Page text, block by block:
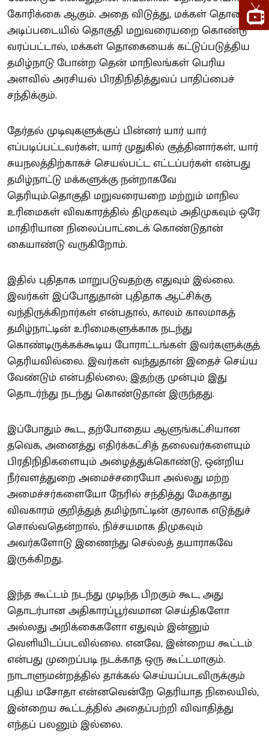
கோரிக்கை ஆகும். அதை விடுத்து, மக்கள் தொகை
அடிப்படையில் தொகுதி மறுவரையறை கொண்டு
வரப்பட்டால், மக்கள் தொகையைக் கட்டுப்படுத்திய
தமிழ்நாடு போன்ற தென் மாநிலங்கள் பெரிய
அளவில் அரசியல் பிரதிநிதித்துவப் பாதிப்பைச்
சந்திக்கும்.
தேர்தல் முடிவுகளுக்குப் பின்னர் யார் யார்
எப்படிப்பட்டவர்கள், யார் முதுகில் குத்தினார்கள், யார்
சுயநலத்திற்காகச் செயல்பட்ட எட்டப்பர்கள் என்பது
தமிழ்நாட்டு மக்களுக்கு நன்றாகவே
தெரியும்.தொகுதி மறுவரையறை மற்றும் மாநில
உரிமைகள் விவகாரத்தில் திமுகவும் அதிமுகவும் ஒரே
மாதிரியான நிலைப்பாட்டைக் கொண்டுதான்
கையாண்டு வருகிறோம்.
இதில் புதிதாக மாறுபடுவதற்கு எதுவும் இல்லை.
இவர்கள் இப்போதுதான் புதிதாக ஆட்சிக்கு
வந்திருக்கிறார்கள் என்பதால், காலம் காலமாகத்
தமிழ்நாட்டின் உரிமைகளுக்காக நடந்து
கொண்டிருக்கக்கூடிய போராட்டங்கள் இவர்களுக்குத்
தெரியவில்லை. இவர்கள் வந்துதான் இதைச் செய்ய
வேண்டும் என்பதில்லை; இதற்கு முன்பும் இது
தொடர்ந்து நடந்து கொண்டுதான் இருந்தது.
இப்போதும் கூட, தற்போதைய ஆளுங்கட்சியான
தவெக, அனைத்து எதிர்க்கட்சித் தலைவர்களையும்
பிரதிநிதிகளையும் அழைத்துக்கொண்டு, ஒன்றிய
நீர்வளத்துறை அமைச்சரையோ அல்லது மற்ற
அமைச்சர்களையோ நேரில் சந்தித்து மேகதாது
விவகாரம் குறித்துத் தமிழ்நாட்டின் குரலாக எடுத்துச்
சொல்வதென்றால், நிச்சயமாக திமுகவும்
அவர்களோடு இணைந்து செல்லத் தயாராகவே
இருக்கிறது.
இந்த கூட்டம் நடந்து முடிந்த பிறகும் கூட, அது
தொடர்பான அதிகாரப்பூர்வமான செய்திகளோ
அல்லது அறிக்கைகளோ எதுவும் இன்னும்
வெளியிடப்படவில்லை. எனவே, இன்றைய கூட்டம்
என்பது முறைப்படி நடக்காத ஒரு கூட்டமாகும்.
நாடாளுமன்றத்தில் தாக்கல் செய்யப்படவிருக்கும்
புதிய மசோதா என்னவென்றே தெரியாத நிலையில்,
இன்றைய கூட்டத்தில் அதைப்பற்றி விவாதித்து
எந்தப் பலனும் இல்லை.